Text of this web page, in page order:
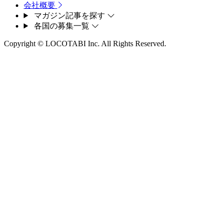
会社概要
マガジン記事を探す
各国の募集一覧
Copyright © LOCOTABI Inc. All Rights Reserved.